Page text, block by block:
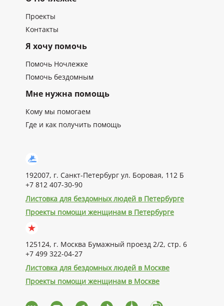
Проекты
Контакты
Я хочу помочь
Помочь Ночлежке
Помочь бездомным
Мне нужна помощь
Кому мы помогаем
Где и как получить помощь
192007, г. Санкт-Петербург ул. Боровая, 112 Б
+7 812 407-30-90
Листовка для бездомных людей в Петербурге
Проекты помощи женщинам в Петербурге
125124, г. Москва Бумажный проезд 2/2, стр. 6
+7 499 322-04-27
Листовка для бездомных людей в Москве
Проекты помощи женщинам в Москве